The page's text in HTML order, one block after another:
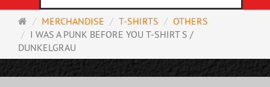
Startseite
MERCHANDISE T-SHIRTS
OTHERS
I WAS A PUNK BEFORE YOU T-SHIRT S /
DUNKELGRAU